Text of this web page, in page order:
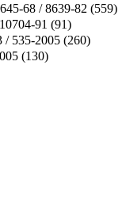
68 / 8639-82 (559)
91 (91)
/ 535-2005 (260)
(130)